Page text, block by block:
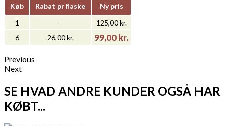
Køb Rabat pr flaske
Ny pris
1
-
125,00 kr.
6
26,00 kr. 99,00 kr.
Previous
Next
SE HVAD ANDRE KUNDER OGSÅ HAR
KØBT...